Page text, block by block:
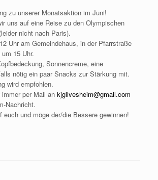
zu unserer Monatsaktion im Juni!
uns auf eine Reise zu den Olympischen
nicht nach Paris).
Uhr am Gemeindehaus, in der Pfarrstraße
15 Uhr.
Sonnencreme, eine
nötig ein paar Snacks zur Stärkung mit.
wird empfohlen.
per Mail an kjgilvesheim@gmail.com
Nachricht.
euch und möge der/die Bessere gewinnen!